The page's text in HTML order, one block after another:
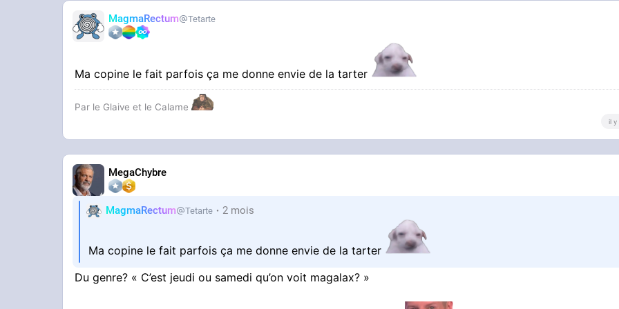
MagmaRectum Tetarte
Ma copine le fait parfois ça me donne envie de la tarter
Par le Glaive et le Calame
il y
MegaChybre
MagmaRectum Tetarte 2 mois
Ma copine le fait parfois ça me donne envie de la tarter
Du genre? « C’est jeudi ou samedi qu’on voit magalax? »